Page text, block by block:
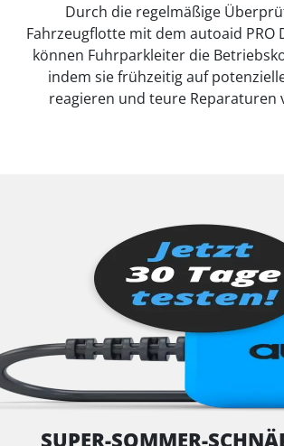
Durch die regelmäßige
Fahrzeugflotte mit dem autoaid PRO
können Fuhrparkleiter die
indem sie frühzeitig auf
reagieren und teure Reparaturen
SUPER-SOMMER-